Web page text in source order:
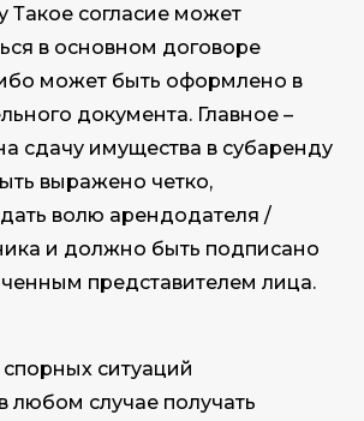
Такое согласие может
в основном договоре
может быть оформлено в
документа. Главное –
сдачу имущества в субаренду
выражено четко,
волю арендодателя /
и должно быть подписано
представителем лица.
ситуаций
любом случае получать